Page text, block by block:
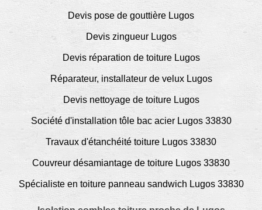
Devis pose de gouttière Lugos
Devis zingueur Lugos
Devis réparation de toiture Lugos
Réparateur, installateur de velux Lugos
Devis nettoyage de toiture Lugos
Société d'installation tôle bac acier Lugos 33830
Travaux d'étanchéité toiture Lugos 33830
Couvreur désamiantage de toiture Lugos 33830
Spécialiste en toiture panneau sandwich Lugos 33830